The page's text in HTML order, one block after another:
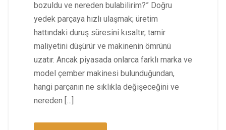
bozuldu ve nereden bulabilirim?” Doğru
yedek parçaya hızlı ulaşmak; üretim
hattındaki duruş süresini kısaltır, tamir
maliyetini düşürür ve makinenin ömrünü
uzatır. Ancak piyasada onlarca farklı marka ve
model çember makinesi bulunduğundan,
hangi parçanın ne sıklıkla değişeceğini ve
nereden […]